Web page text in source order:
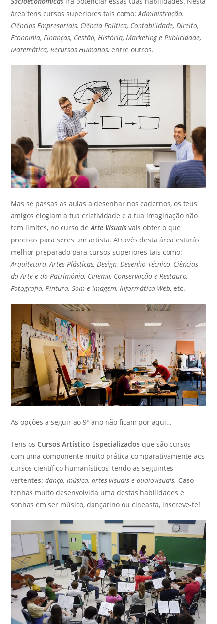
área tens cursos superiores tais como:Administração,
Ciências Empresariais, Ciência Política, Contabilidade, Direito,
Economia, Finanças, Gestão, História, Marketing e Publicidade,
Matemática, Recursos Humanos, entre outros.
Mas se passas as aulas a desenhar nos cadernos, os teus
amigos elogiam a tua criatividade e a tua imaginação não
tem limites, no curso deArte Visuais vais obter o que
precisas para seres um artista. Através desta área estarás
melhor preparado para cursos superiores tais como:
Arquitetura, Artes Plásticas, Design, Desenho Técnico, Ciências
da Arte e do Património, Cinema, Conservação e Restauro,
Fotografia, Pintura, Som e Imagem, Informática Web, etc.
As opções a seguir ao 9º ano não ficam por aqui…
Tens os Cursos Artístico Especializados que são cursos
com uma componente muito prática comparativamente aos
cursos científico humanísticos, tendo as seguintes
vertentes:dança, música, artes visuais e audiovisuais. Caso
tenhas muito desenvolvida uma destas habilidades e
sonhas em ser músico, dançarino ou cineasta, inscreve-te!